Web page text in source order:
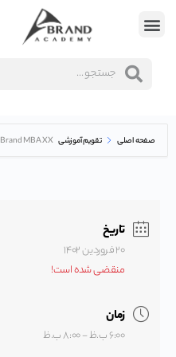
صفحه اصلی تقویم آموزشی Brand MBA XX – برندسازی محصولات لوکس
تاریخ
۲۰ فروردين ۱۴۰۲
منقضی شده است!
زمان
۶:۰۰ ب.ظ - ۸:۰۰ ب.ظ